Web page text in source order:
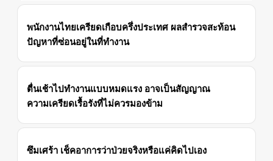
พนักงานไทยเครียดเกือบครึ่งประเทศ ผลสำรวจสะท้อน
ปัญหาที่ซ่อนอยู่ในที่ทำงาน
ตื่นเช้าไปทำงานแบบหมดแรง อาจเป็นสัญญาณ
ความเครียดเรื้อรังที่ไม่ควรมองข้าม
ซึมเศร้า เช็คอาการว่าป่วยจริงหรือแค่คิดไปเอง